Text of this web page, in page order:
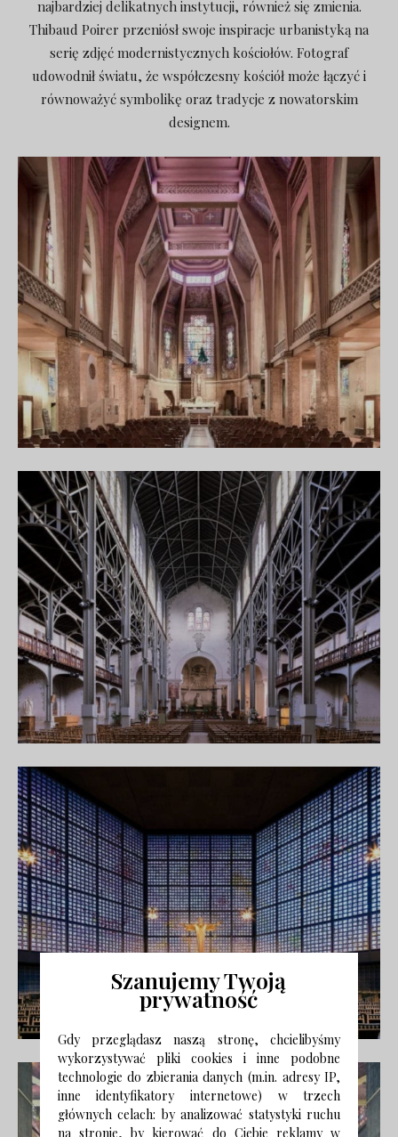
najbardziej delikatnych instytucji, również się zmienia.
Thibaud Poirer przeniósł swoje inspiracje urbanistyką na
serię zdjęć modernistycznych kościołów. Fotograf
udowodnił światu, że współczesny kościół może łączyć i
równoważyć symbolikę oraz tradycje z nowatorskim
designem.
Szanujemy Twoją
prywatność
Gdy przeglądasz naszą stronę, chcielibyśmy
wykorzystywać pliki cookies i inne podobne
technologie do zbierania danych (m.in. adresy IP,
inne identyfikatory internetowe) w trzech
głównych celach: by analizować statystyki ruchu
na stronie, by kierować do Ciebie reklamy w